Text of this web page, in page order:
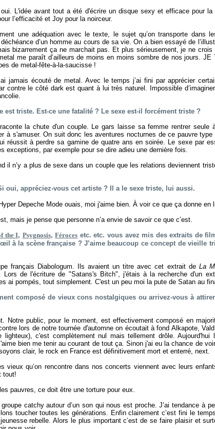
L'idée avant tout a été d'écrire un disque sexy et efficace pour la
l’efficacité et Joy pour la noirceur.
une adéquation avec le texte, le sujet qu’on transporte dans
d’un homme au cours de sa vie. On a bien essayé de
bizarrement ça ne marchait pas. Et plus sérieusement, je ne crois
me paraît d’ailleurs de moins en moins sombre de nos jours. JE
de metal-fête-à-la-saucisse !
jamais écouté de metal. Avec le temps j’ai fini par apprécier
contre le côté dark est quant à lui très naturel. Impossible
est triste. Est-ce une fatalité ? Le sexe est-il forcément triste ?
la chute d'un couple. Le gars laisse sa femme rentrer seule
à s'amuser. On suit donc les aventures nocturnes de ce pauvre type
réussit à perdre sa gamine de quatre ans en soirée. Le sexe par
exceptions, par exemple pour se dire adieu une dernière fois.
il n’y a plus de sexe dans un couple que les relations deviennent
oui, appréciez-vous cet artiste ? Il a le sexe triste, lui aussi.
Depeche Mode ouais, moi j'aime bien. À voir ce que ça donne en
mais je pense que personne n’a envie de savoir ce que c’est.
the I, Psygnosis,Féroces etc. etc. vous avez mis des extraits de
à la scène française ? J’aime beaucoup ce concept de vieille
français Diabologum. Ils avaient un titre avec cet extrait de La
Lors de l'écriture de "Satans's Bitch", j'étais à la recherche d'un
ai pompés, tout simplement. C'est un peu moi la pute de Satan au
composé de vieux cons nostalgiques ou arrivez-vous à
Notre public, pour le moment, est effectivement composé en
lors de notre tournée d'automne on écoutait à fond Alkapote,
c'est complètement nul mais tellement drôle. Aujourd'hui
bien me tenir au courant de tout ça. Sinon j'ai eu la chance de
clair, le rock en France est définitivement mort et enterré, next.
vieux qu’on rencontre dans nos concerts viennent avec leurs
tout!
pauvres, ce doit être une torture pour eux.
catchy autour d’un son qui nous est proche. J’ai tendance à
toucher toutes les générations. Enfin clairement c’est fini le
rebelle. Alors le plus important c’est de se faire plaisir et